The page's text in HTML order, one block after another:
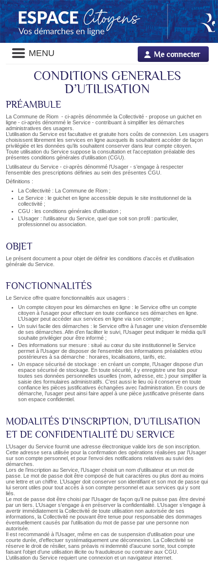
Liste
des
avertissements
MENU Me connecter
CONDITIONS GENERALES
D’UTILISATION
PRÉAMBULE
La Commune de Riom - ci-après dénommée la Collectivité - propose un guichet en
ligne - ci-après dénommé le Service - contribuant à simplifier les démarches
administratives des usagers.
L’utilisation du Service est facultative et gratuite hors coûts de connexion. Les usagers
choisissent librement les services en ligne auxquels ils souhaitent accéder de façon
privilégiée et les données qu’ils souhaitent conserver dans leur compte citoyen.
Toute utilisation du Service suppose la consultation et l’acceptation préalable des
présentes conditions générales d’utilisation (CGU).
L’utilisateur du Service - ci-après dénommé l’Usager - s’engage à respecter
l’ensemble des prescriptions définies au sein des présentes CGU.
Définitions :
La Collectivité : La Commune de Riom ;
Le Service : le guichet en ligne accessible depuis le site institutionnel de la
collectivité ;
CGU : les conditions générales d’utilisation ;
L’Usager : l’utilisateur du Service, quel que soit son profil : particulier,
professionnel ou association.
OBJET
Le présent document a pour objet de définir les conditions d’accès et d’utilisation
générale du Service.
FONCTIONNALITÉS
Le Service offre quatre fonctionnalités aux usagers :
Un compte citoyen pour les démarches en ligne : le Service offre un compte
citoyen à l’usager pour effectuer en toute confiance ses démarches en ligne.
L’Usager peut accéder aux services en ligne via son compte ;
Un suivi facile des démarches : le Service offre à l’usager une vision d’ensemble
de ses démarches. Afin d’en faciliter le suivi, l’Usager peut indiquer le média qu’il
souhaite privilégier pour être informé ;
Des informations sur mesure : situé au cœur du site institutionnel le Service
permet à l’Usager de disposer de l’ensemble des informations préalables et/ou
postérieures à sa démarche : horaires, localisations, tarifs, etc.
Un espace sécurisé de stockage : en créant un compte, l’Usager dispose d’un
espace sécurisé de stockage. En toute sécurité, il y enregistre une fois pour
toutes ses données personnelles usuelles (nom, adresse, etc.) pour simplifier la
saisie des formulaires administratifs. C’est aussi le lieu où il conserve en toute
confiance les pièces justificatives échangées avec l’administration. En cours de
démarche, l’usager peut ainsi faire appel à une pièce justificative présente dans
son espace confidentiel.
MODALITÉS D’INSCRIPTION, D’UTILISATION
ET DE CONFIDENTIALITÉ DU SERVICE
L’Usager du Service fournit une adresse électronique valide lors de son inscription.
Cette adresse sera utilisée pour la confirmation des opérations réalisées par l’Usager
sur son compte personnel, et pour l’envoi des notifications relatives au suivi des
démarches.
Lors de l’inscription au Service, l’Usager choisit un nom d’utilisateur et un mot de
passe. Le mot de passe doit être composé de huit caractères ou plus dont au moins
une lettre et un chiffre. L’Usager doit conserver son identifiant et son mot de passe qui
lui seront utiles pour tout accès à son compte personnel et aux services qui y sont
liés.
Le mot de passe doit être choisi par l’Usager de façon qu’il ne puisse pas être deviné
par un tiers. L’Usager s’engage à en préserver la confidentialité. L’Usager s’engage à
avertir immédiatement la Collectivité de toute utilisation non autorisée de ses
informations, la Collectivité ne pouvant être tenue pour responsable des dommages
éventuellement causés par l’utilisation du mot de passe par une personne non
autorisée.
Il est recommandé à l’Usager, même en cas de suspension d’utilisation pour une
courte durée, d’effectuer systématiquement une déconnexion. La Collectivité se
réserve le droit de résilier, sans préavis ni indemnité d’aucune sorte, tout compte
faisant l’objet d’une utilisation illicite ou frauduleuse ou contraire aux CGU.
L’utilisation du Service requiert une connexion et un navigateur internet.
Panneau de gestion des cookies